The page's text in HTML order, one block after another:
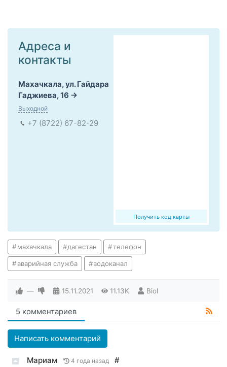
Получить код карты
Адреса и
контакты
Махачкала, ул. Гайдара
Гаджиева, 16
Выходной
+7 (8722) 67-82-29
махачкала дагестан телефон
аварийная служба водоканал
— 15.11.2021 11.13K Biol
5 комментариев
Написать комментарий
Мариам 4 года назад #